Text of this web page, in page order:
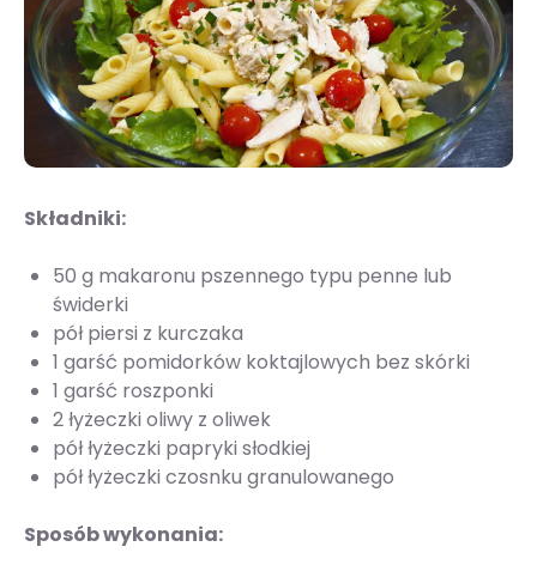
Składniki:
50 g makaronu pszennego typu penne lub
świderki
pół piersi z kurczaka
1 garść pomidorków koktajlowych bez skórki
1 garść roszponki
2 łyżeczki oliwy z oliwek
pół łyżeczki papryki słodkiej
pół łyżeczki czosnku granulowanego
Sposób wykonania: